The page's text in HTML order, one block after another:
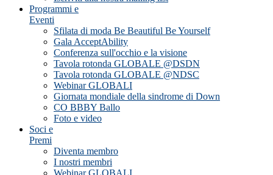
Programmi e
Eventi
Sfilata di moda Be Beautiful Be Yourself
Gala AcceptAbility
Conferenza sull'occhio e la visione
Tavola rotonda GLOBALE @DSDN
Tavola rotonda GLOBALE @NDSC
Webinar GLOBALI
Giornata mondiale della sindrome di Down
CO BBBY Ballo
Foto e video
Soci e
Premi
Diventa membro
I nostri membri
Webinar GLOBALI